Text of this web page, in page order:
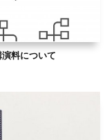
料について